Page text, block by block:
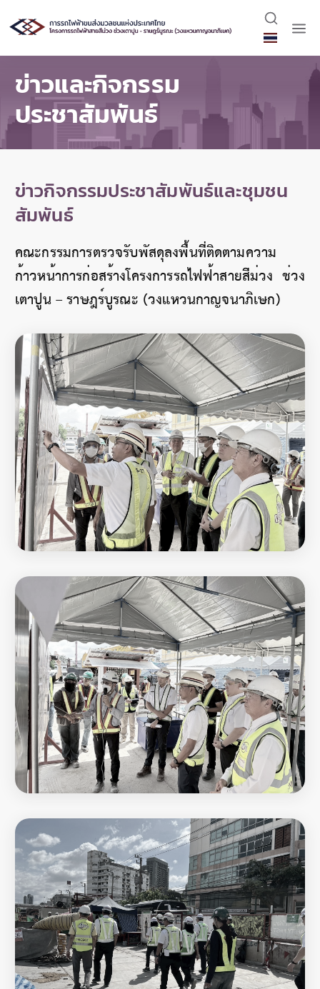
ข่าวและกิจกรรม
ประชาสัมพันธ์
ข่าวกิจกรรมประชาสัมพันธ์และชุมชน
สัมพันธ์
คณะกรรมการตรวจรับพัสดุลงพื้นที่ติดตามความ
ก้าวหน้าการก่อสร้างโครงการรถไฟฟ้าสายสีม่วง ช่วง
เตาปูน – ราษฎร์บูรณะ (วงแหวนกาญจนาภิเษก)